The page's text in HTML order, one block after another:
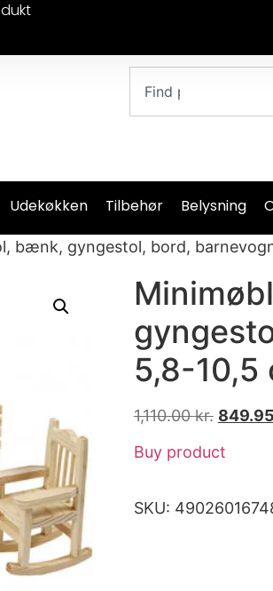
Udekøkken Tilbehør Belysning
bænk, gyngestol, bord,
5,8-10,5
1,110.00kr. 849.95
Buy product
SKU: